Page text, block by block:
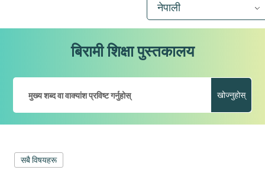
नेपाली
बिरामी शिक्षा पुस्तकालय
खोज्नुहोस्
सबै विषयहरू